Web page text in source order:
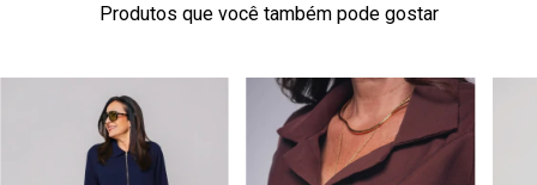
Produtos que você também pode gostar